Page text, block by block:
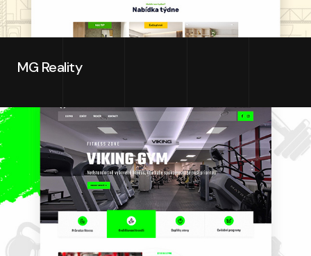
MG Reality